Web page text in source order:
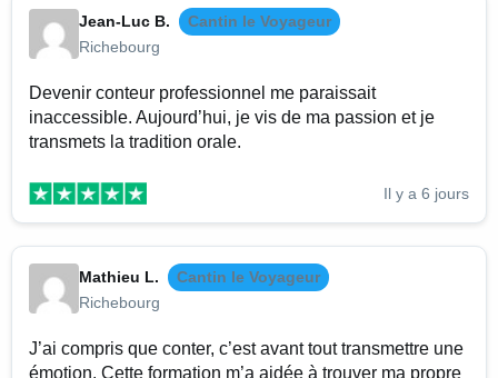
Jean-Luc B.
Cantin le Voyageur
Richebourg
Devenir conteur professionnel me paraissait
inaccessible. Aujourd’hui, je vis de ma passion et je
transmets la tradition orale.
Il y a 6 jours
Mathieu L.
Cantin le Voyageur
Richebourg
J’ai compris que conter, c’est avant tout transmettre une
émotion. Cette formation m’a aidée à trouver ma propre